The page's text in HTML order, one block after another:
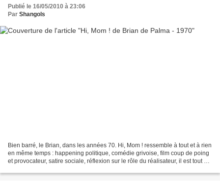
Publié le 16/05/2010 à 23:06
Par Shangols
Bien barré, le Brian, dans les années 70. Hi, Mom ! ressemble à tout et à rien
en même temps : happening politique, comédie grivoise, film coup de poing
et provocateur, satire sociale, réflexion sur le rôle du réalisateur, il est tout ça